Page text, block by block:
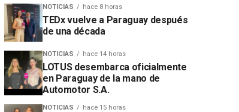
NOTICIAS hace 8 horas
TEDx vuelve a Paraguay después
de una década
NOTICIAS hace 14 horas
LOTUS desembarca oficialmente
en Paraguay de la mano de
Automotor S.A.
NOTICIAS hace 15 horas